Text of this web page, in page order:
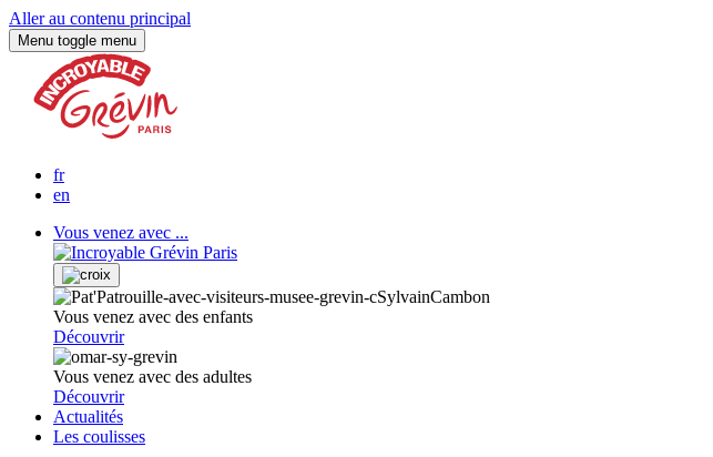
Aller au contenu principal
Menu toggle menu
fr
en
Vous venez avec ...
Vous venez avec des enfants
Découvrir
Vous venez avec des adultes
Découvrir
Actualités
Les coulisses